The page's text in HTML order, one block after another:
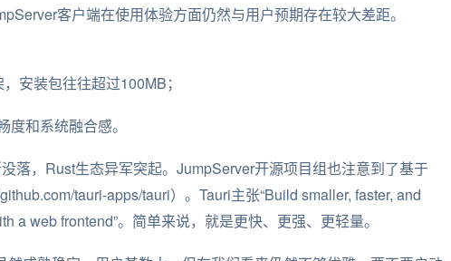
客户端在使用体验方面仍然与用户预期存在较大差距。
安装包往往超过100MB；
和系统融合感。
落，Rust生态异军突起。JumpServer开源项目组也注意到了基于
tauri-apps/tauri）。Tauri主张“Build smaller, faster, and
a web frontend”。简单来说，就是更快、更强、更轻量。